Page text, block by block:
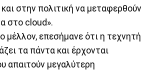
στην πολιτική να μεταφερθούν
στο cloud».
επεσήμανε ότι η τεχνητή
τα πάντα και έρχονται
απαιτούν μεγαλύτερη